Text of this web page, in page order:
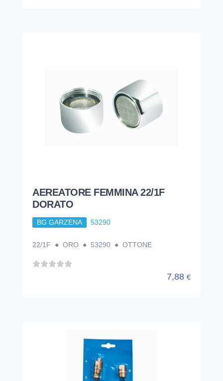
AEREATORE FEMMINA 22/1F
DORATO
BG GARZENA 53290
22/1F ● ORO ● 53290 ● OTTONE
7,88 €